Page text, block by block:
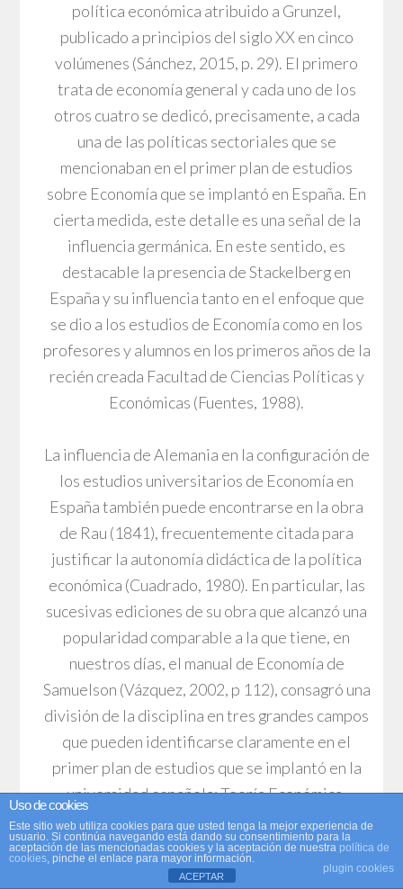
política económica atribuido a Grunzel,
publicado a principios del siglo XX en cinco
volúmenes (Sánchez, 2015, p. 29). El primero
trata de economía general y cada uno de los
otros cuatro se dedicó, precisamente, a cada
una de las políticas sectoriales que se
mencionaban en el primer plan de estudios
sobre Economía que se implantó en España. En
cierta medida, este detalle es una señal de la
influencia germánica. En este sentido, es
destacable la presencia de Stackelberg en
España y su influencia tanto en el enfoque que
se dio a los estudios de Economía como en los
profesores y alumnos en los primeros años de la
recién creada Facultad de Ciencias Políticas y
Económicas (Fuentes, 1988).
La influencia de Alemania en la configuración de
los estudios universitarios de Economía en
España también puede encontrarse en la obra
de Rau (1841), frecuentemente citada para
justificar la autonomía didáctica de la política
económica (Cuadrado, 1980). En particular, las
sucesivas ediciones de su obra que alcanzó una
popularidad comparable a la que tiene, en
nuestros días, el manual de Economía de
Samuelson (Vázquez, 2002, p 112), consagró una
división de la disciplina en tres grandes campos
que pueden identificarse claramente en el
primer plan de estudios que se implantó en la
universidad española: Teoría Económica,
Política Económica y Finanzas (Hacienda
Pública).
Uso de cookies
Este sitio web utiliza cookies para que usted tenga la mejor experiencia de
usuario. Si continúa navegando está dando su consentimiento para la
aceptación de las mencionadas cookies y la aceptación de nuestra política de
cookies, pinche el enlace para mayor información.
plugin cookies
ACEPTAR